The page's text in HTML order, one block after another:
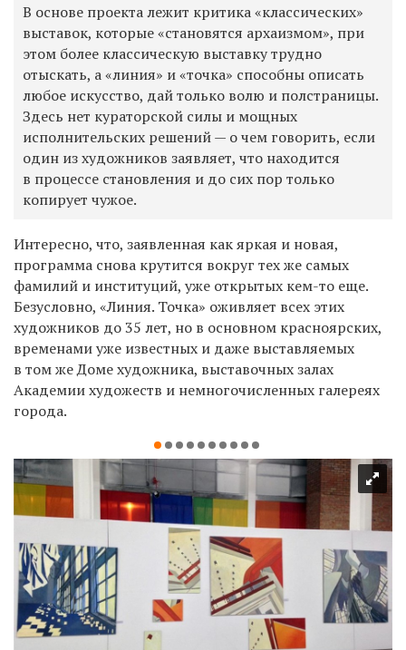
В основе проекта лежит критика «классических»
выставок, которые «становятся архаизмом», при
этом более классическую выставку трудно
отыскать, а «линия» и «точка» способны описать
любое искусство, дай только волю и полстраницы.
Здесь нет кураторской силы и мощных
исполнительских решений — о чем говорить, если
один из художников заявляет, что находится
в процессе становления и до сих пор только
копирует чужое.
Интересно, что, заявленная как яркая и новая,
программа снова крутится вокруг тех же самых
фамилий и институций, уже открытых кем-то еще.
Безусловно, «Линия. Точка» оживляет всех этих
художников до 35 лет, но в основном красноярских,
временами уже известных и даже выставляемых
в том же Доме художника, выставочных залах
Академии художеств и немногочисленных галереях
города.